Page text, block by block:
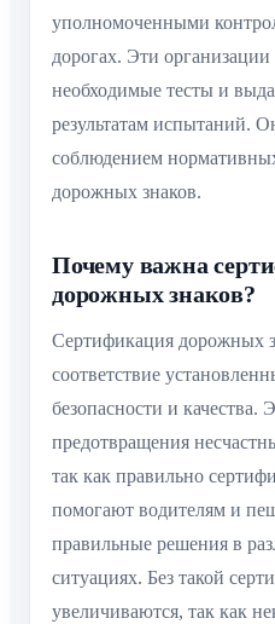
уполномоченными
дорогах. Эти
необходимые тесты и
результатам испытаний.
соблюдением
дорожных знаков.
Почему важна
дорожных знаков?
Сертификация дорожных
соответствие
безопасности и качества.
предотвращения
так как правильно
помогают водителям и
правильные решения в
ситуациях. Без такой
увеличиваются, так как